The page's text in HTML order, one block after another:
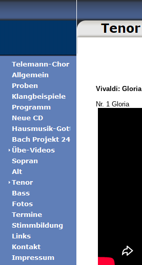
Vivaldi: Gloria
Nr. 1 Gloria